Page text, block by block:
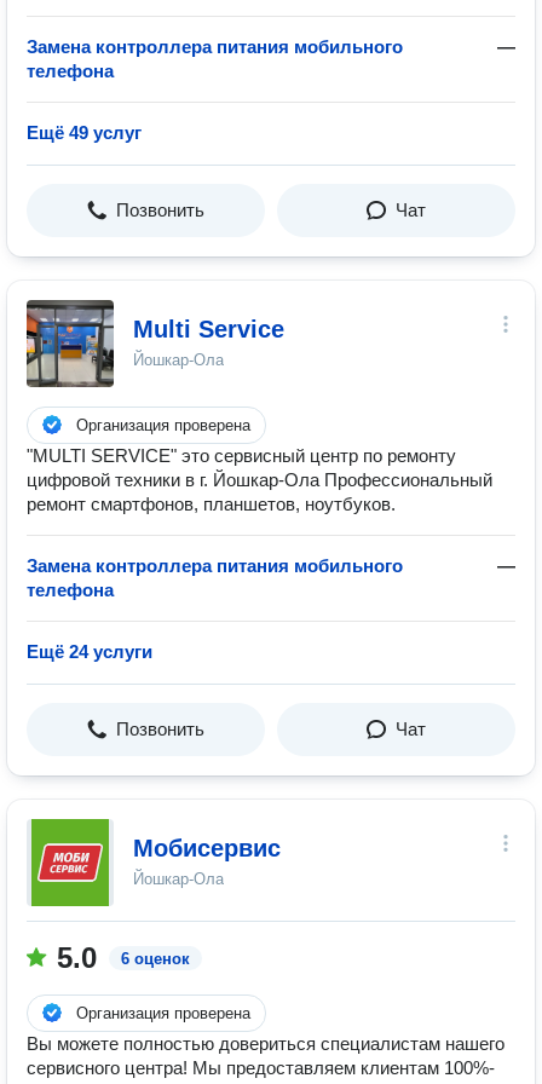
Замена контроллера питания мобильного
телефона
—
Ещё 49 услуг
Позвонить Чат
Multi Service
Йошкар-Ола
Организация проверена
"MULTI SERVICE" это сервисный центр по ремонту
цифровой техники в г. Йошкар-Ола Профессиональный
ремонт смартфонов, планшетов, ноутбуков.
Замена контроллера питания мобильного
телефона
—
Ещё 24 услуги
Позвонить Чат
Мобисервис
Йошкар-Ола
5.0 6 оценок
Организация проверена
Вы можете полностью довериться специалистам нашего
сервисного центра! Мы предоставляем клиентам 100%-